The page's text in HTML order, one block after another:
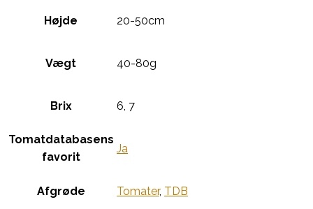
Højde 20-50cm
Vægt 40-80g
Brix 6, 7
Tomatdatabasens
favorit
Ja
Afgrøde Tomater, TDB